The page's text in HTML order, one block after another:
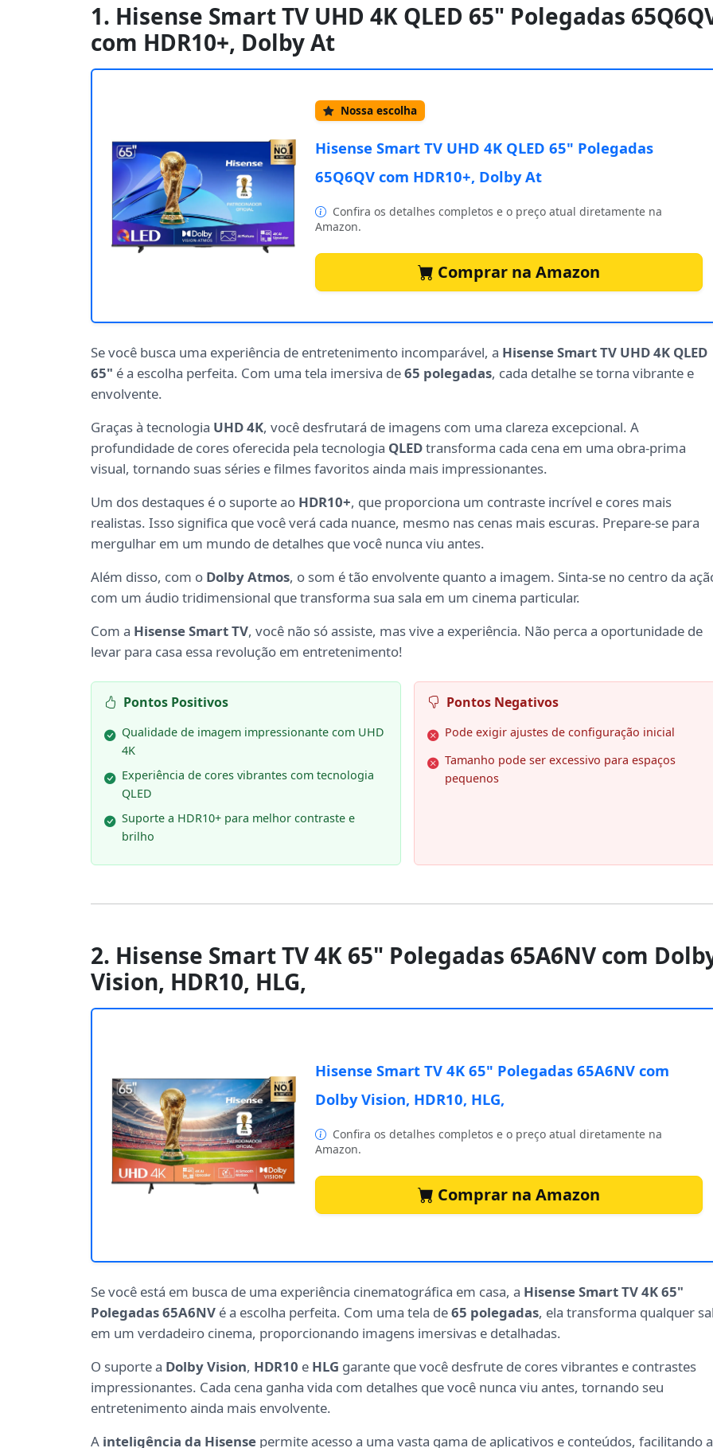
1. Hisense Smart TV UHD 4K QLED 65" Polegadas
com HDR10+, Dolby At
Nossa escolha
Hisense Smart TV UHD 4K QLED 65" Polegadas
65Q6QV com HDR10+, Dolby At
Confira os detalhes completos e o preço atual diretamente na
Amazon.
Comprar na Amazon
Se você busca uma experiência de entretenimento incomparável, a Hisense Smart TV UHD 4K QLED
65" é a escolha perfeita. Com uma tela imersiva de65 polegadas, cada detalhe se torna vibrante e
envolvente.
Graças à tecnologia UHD 4K, você desfrutará de imagens com uma clareza excepcional. A
profundidade de cores oferecida pela tecnologia QLEDtransforma cada cena em uma obra-prima
visual, tornando suas séries e filmes favoritos ainda mais impressionantes.
Um dos destaques é o suporte ao HDR10+, que proporciona um contraste incrível e cores mais
realistas. Isso significa que você verá cada nuance, mesmo nas cenas mais escuras. Prepare-se para
mergulhar em um mundo de detalhes que você nunca viu antes.
Além disso, com o Dolby Atmos, o som é tão envolvente quanto a imagem. Sinta-se no centro da
com um áudio tridimensional que transforma sua sala em um cinema particular.
Com a Hisense Smart TV, você não só assiste, mas vive a experiência. Não perca a oportunidade de
levar para casa essa revolução em entretenimento!
Pontos Positivos
Qualidade de imagem impressionante com UHD
4K
Experiência de cores vibrantes com tecnologia
QLED
Suporte a HDR10+ para melhor contraste e
brilho
Pontos Negativos
Pode exigir ajustes de configuração inicial
Tamanho pode ser excessivo para espaços
pequenos
2. Hisense Smart TV 4K 65" Polegadas 65A6NV com
Vision, HDR10, HLG,
Hisense Smart TV 4K 65" Polegadas 65A6NV com
Dolby Vision, HDR10, HLG,
Confira os detalhes completos e o preço atual diretamente na
Amazon.
Comprar na Amazon
Se você está em busca de uma experiência cinematográfica em casa, a Hisense Smart TV 4K 65"
Polegadas 65A6NV é a escolha perfeita. Com uma tela de65 polegadas, ela transforma qualquer
em um verdadeiro cinema, proporcionando imagens imersivas e detalhadas.
O suporte a Dolby Vision, HDR10 e HLG garante que você desfrute de cores vibrantes e contrastes
impressionantes. Cada cena ganha vida com detalhes que você nunca viu antes, tornando seu
entretenimento ainda mais envolvente.
A inteligência da Hisense permite acesso a uma vasta gama de aplicativos e conteúdos, facilitando a